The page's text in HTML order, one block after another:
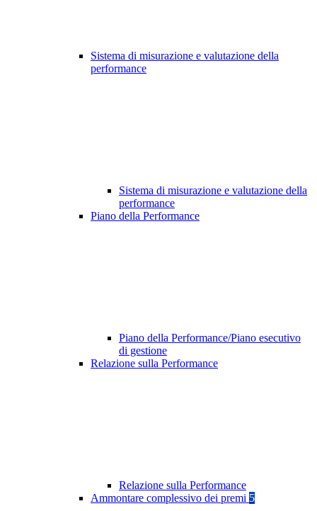
Sistema di misurazione e valutazione della
performance
Sistema di misurazione e valutazione della
performance
Piano della Performance
Piano della Performance/Piano esecutivo
di gestione
Relazione sulla Performance
Relazione sulla Performance
Ammontare complessivo dei premi 5